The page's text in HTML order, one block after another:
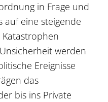
in Frage und
auf eine steigende
werden
Ereignisse
das
bis ins Private